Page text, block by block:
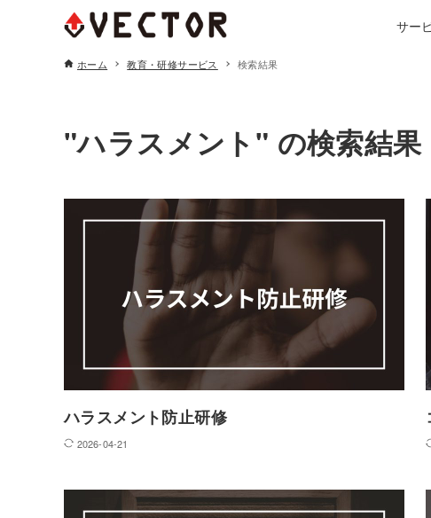
サー
人事制度構築コンサルティング
人事制度の設計
各種関連制度設計
人的資本経営コンサルティング
報酬水準調査
ホーム 教育・研修サービス 検索結果
"ハラスメント" の検索結果
ハラスメント防止研修
2026-04-21